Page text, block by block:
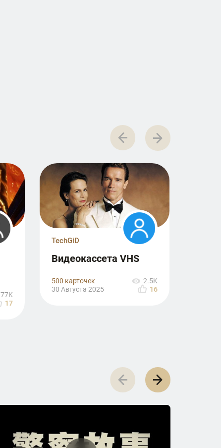
77K
17
TechGiD
Видеокассета VHS
500 карточек
2.5K
30 Августа 2025
16